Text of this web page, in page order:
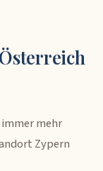
mehr
Zypern